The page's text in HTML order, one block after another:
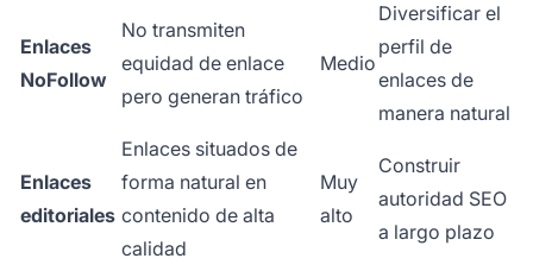
Enlaces
NoFollow
No transmiten
equidad de enlace
pero generan tráfico
Medio
Diversificar el
perfil de
enlaces de
manera natural
Enlaces
editoriales
Enlaces situados de
forma natural en
contenido de alta
calidad
Muy
alto
Construir
autoridad SEO
a largo plazo